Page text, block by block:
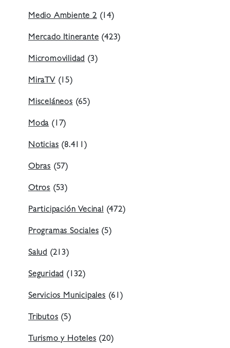
Medio Ambiente 2(14)
Mercado Itinerante(423)
Micromovilidad(3)
MiraTV(15)
Misceláneos(65)
Moda(17)
Noticias(8.411)
Obras (57)
Otros (53)
Participación Vecinal(472)
Programas Sociales(5)
Salud (213)
Seguridad(132)
Servicios Municipales(61)
Tributos(5)
Turismo y Hoteles(20)